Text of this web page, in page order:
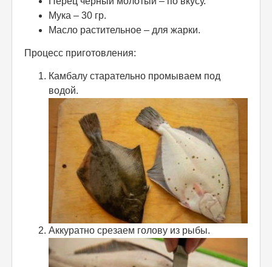
Мука – 30 гр.
Масло растительное – для жарки.
Процесс приготовления:
Камбалу старательно промываем под
водой.
Аккуратно срезаем голову из рыбы.